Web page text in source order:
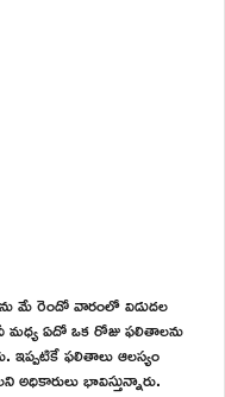
మే రెండో వారంలో విడుదల
మధ్య ఏదో ఒక రోజు ఫలితాలను
ఇప్పటికే ఫలితాలు ఆలస్యం
భావిస్తున్నారు.